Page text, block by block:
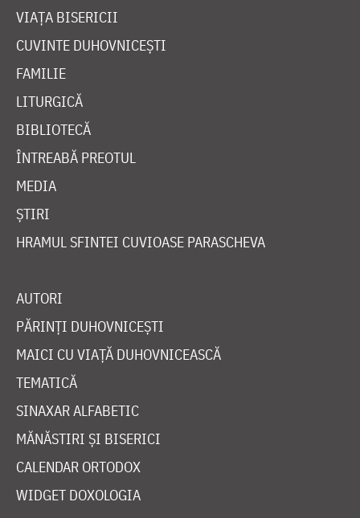
VIAȚA BISERICII
CUVINTE DUHOVNICEȘTI
FAMILIE
LITURGICĂ
BIBLIOTECĂ
ÎNTREABĂ PREOTUL
MEDIA
ȘTIRI
HRAMUL SFINTEI CUVIOASE PARASCHEVA
AUTORI
PĂRINȚI DUHOVNICEȘTI
MAICI CU VIAȚĂ DUHOVNICEASCĂ
TEMATICĂ
SINAXAR ALFABETIC
MĂNĂSTIRI ȘI BISERICI
CALENDAR ORTODOX
WIDGET DOXOLOGIA